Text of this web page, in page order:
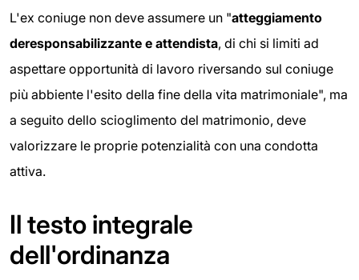
L'ex coniuge non deve assumere un "atteggiamento
deresponsabilizzante e attendista, di chi si limiti ad
aspettare opportunità di lavoro riversando sul coniuge
più abbiente l'esito della fine della vita matrimoniale", ma
a seguito dello scioglimento del matrimonio, deve
valorizzare le proprie potenzialità con una condotta
attiva.
Il testo integrale
dell'ordinanza